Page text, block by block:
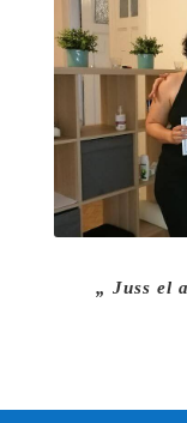
„ Juss el